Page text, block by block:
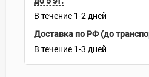
В течение 1-2 дней
Доставка по РФ (до
В течение 1-3 дней